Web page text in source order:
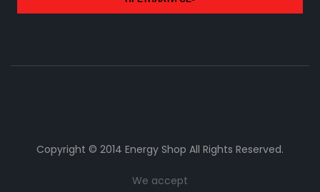
Copyright © 2014 Energy Shop All Rights Reserved.
We accept